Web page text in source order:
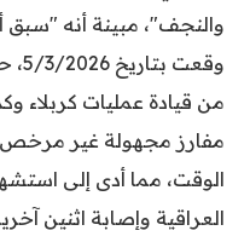
والنجف"، مبينة أنه "سبق
من قيادة عمليات كربلاء
مفارز مجهولة غير
الوقت، مما أدى إلى
العراقية وإصابة اثنين